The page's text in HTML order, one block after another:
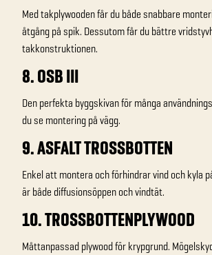
Med takplywooden får du både snabbare
åtgång på spik. Dessutom får du bättre
takkonstruktionen.
8. OSB III
Den perfekta byggskivan för många
du se montering på vägg.
9. ASFALT TROSSBOTTEN
Enkel att montera och förhindrar vind och kyla
är både diffusionsöppen och vindtät.
10. TROSSBOTTENPLYWOOD
Måttanpassad plywood för krypgrund.